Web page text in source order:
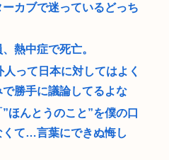
カブで迷っているどっち
熱中症で死亡。
って日本に対してはよく
勝手に議論してるよな
ほんとうのこと”を僕の口
くて…言葉にできぬ悔し